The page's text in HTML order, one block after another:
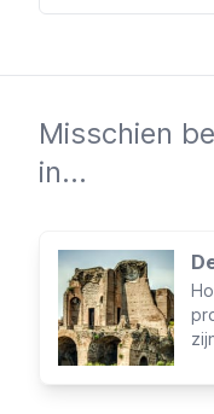
Misschien
in...